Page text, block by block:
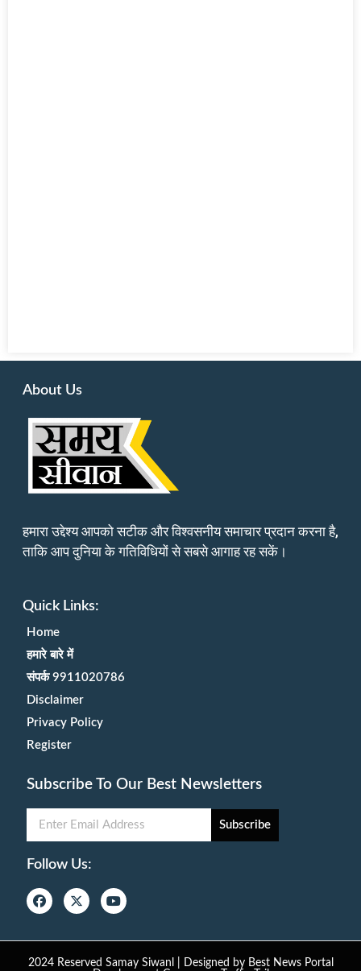
About Us
हमारा उद्देश्य आपको सटीक और विश्वसनीय समाचार प्रदान करना है,
ताकि आप दुनिया के गतिविधियों से सबसे आगाह रह सकें।
Quick Links:
Home
हमारे बारे में
संपर्क 9911020786
Disclaimer
Privacy Policy
Register
Subscribe To Our Best Newsletters
Subscribe
Follow Us:
2024 Reserved Samay Siwanl | Designed by Best News Portal